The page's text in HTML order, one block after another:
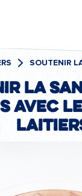
la
avec